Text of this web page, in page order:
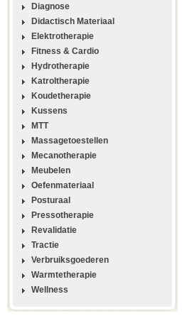
Diagnose
Didactisch Materiaal
Elektrotherapie
Fitness & Cardio
Hydrotherapie
Katroltherapie
Koudetherapie
Kussens
MTT
Massagetoestellen
Mecanotherapie
Meubelen
Oefenmateriaal
Posturaal
Pressotherapie
Revalidatie
Tractie
Verbruiksgoederen
Warmtetherapie
Wellness